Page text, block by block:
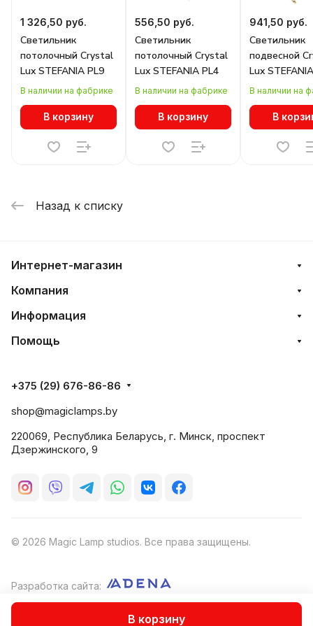
В корзину
1 326,50 руб.
Светильник
потолочный Crystal
Lux STEFANIA PL9
В наличии на фабрике
В корзину
556,50 руб.
Светильник
потолочный Crystal
Lux STEFANIA PL4
В наличии на фабрике
В корзину
941,50 руб.
Светильник
подвесной
Lux
В наличии на
В
Назад к списку
Интернет-магазин
Компания
Информация
Помощь
+375 (29) 676-86-86
shop@magiclamps.by
220069, Республика Беларусь, г. Минск, проспект
Дзержинского, 9
© 2026 Magic Lamp studios. Все права защищены.
Разработка сайта: